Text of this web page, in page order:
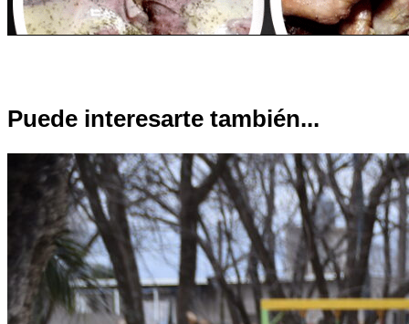
Puede interesarte también...